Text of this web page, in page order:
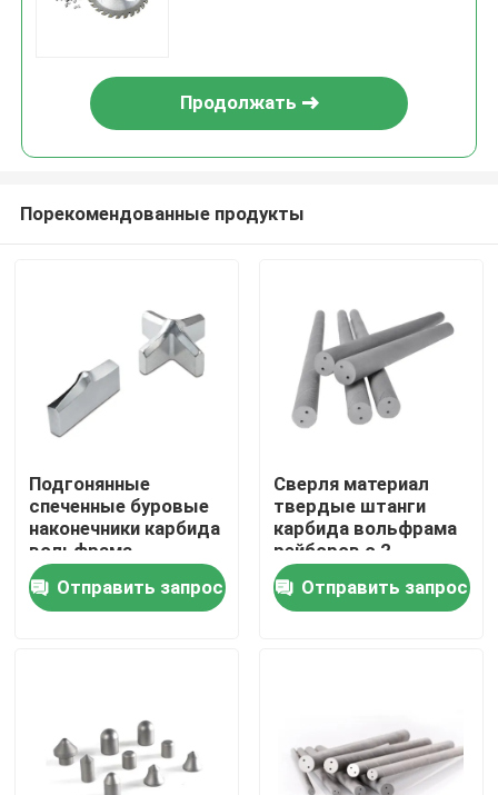
Главная страница
Продукция
VR - шоу
О Компании
контактные данные
Продолжать
Порекомендованные продукты
Подгонянные
спеченные буровые
наконечники карбида
вольфрама
конкретной дороги
битов карбида
вольфрама
Отправить запрос
Сверля материал
твердые штанги
карбида вольфрама
рейборов с 2
спиральными
отверстиями 30°
Отправить запрос